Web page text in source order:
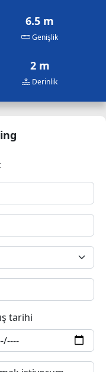
6.5 m
Genişlik
2 m
Derinlik
tarihi